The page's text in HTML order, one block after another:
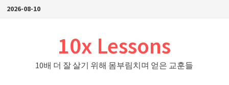
Skip2026-08-10
10x Lessons
10배 더 잘 살기 위해 몸부림치며 얻은 교훈들